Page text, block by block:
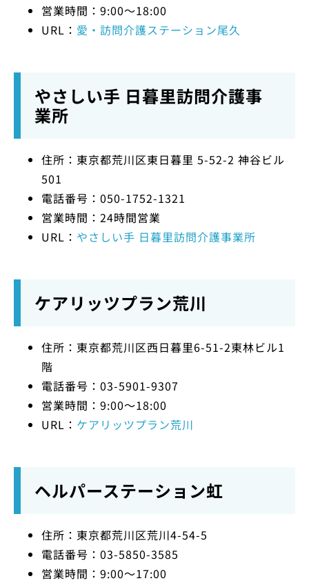
営業時間：9:00～18:00
URL： 愛・訪問介護ステーション尾久
やさしい手 日暮里訪問介護事
業所
住所：東京都荒川区東日暮里 5-52-2 神谷ビル
501
電話番号：050-1752-1321
営業時間：24時間営業
URL： やさしい手 日暮里訪問介護事業所
ケアリッツプラン荒川
住所：東京都荒川区西日暮里6-51-2東林ビル1
階
電話番号：03-5901-9307
営業時間：9:00～18:00
URL： ケアリッツプラン荒川
ヘルパーステーション虹
住所：東京都荒川区荒川4-54-5
電話番号：03-5850-3585
営業時間：9:00～17:00